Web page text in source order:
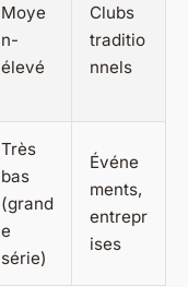
Moye
n-
élevé
Clubs
traditio
nnels
Très
bas
(grand
e
série)
Événe
ments,
entrepr
ises